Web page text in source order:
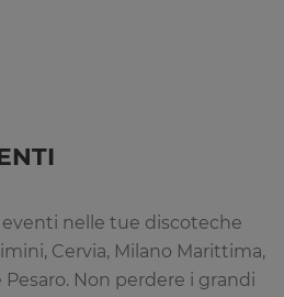
nelle tue discoteche
Cervia, Milano Marittima,
Pesaro. Non perdere i grandi